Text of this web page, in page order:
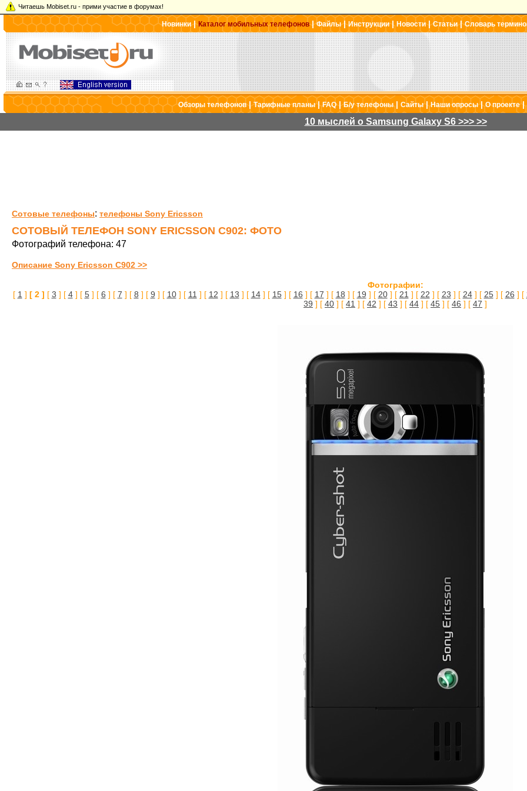
Читаешь Mobiset.ru - прими участие в форумах!
Новинки|Каталог мобильных телефонов|Файлы|Инструкции| Новости|Статьи|Словарь
Обзоры телефонов|Тарифные планы|FAQ|Б/у телефоны| Сайты|Наши опросы|О проекте|
10 мыслей о Samsung Galaxy S6 >>> >>
Сотовые телефоны: телефоны Sony Ericsson
СОТОВЫЙ ТЕЛЕФОН SONY ERICSSON C902: ФОТО
Фотографий телефона: 47
Описание Sony Ericsson C902 >>
Фотографии:
[ 1 ] [ 2 ] [ 3 ] [ 4] [ 5] [ 6 ] [ 7 ] [ 8 ] [ 9 ] [ 10] [ 11 ] [ 12 ] [ 13 ] [ 14] [ 15] [ 16 ] [ 17 ] [ 18 ] [ 19 ] [ 20] [ 21 ] [ 22 ] [ 23 ] [ 24] [ 25] [ 26 ] [
39 ] [ 40 ] [ 41 ] [ 42 ] [ 43 ] [ 44 ] [ 45 ] [ 46 ] [ 47 ]